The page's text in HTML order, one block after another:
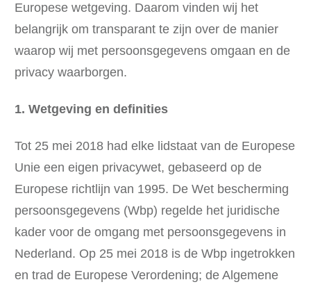
Europese wetgeving. Daarom vinden wij het
belangrijk om transparant te zijn over de manier
waarop wij met persoonsgegevens omgaan en de
privacy waarborgen.
1. Wetgeving en definities
Tot 25 mei 2018 had elke lidstaat van de Europese
Unie een eigen privacywet, gebaseerd op de
Europese richtlijn van 1995. De Wet bescherming
persoonsgegevens (Wbp) regelde het juridische
kader voor de omgang met persoonsgegevens in
Nederland. Op 25 mei 2018 is de Wbp ingetrokken
en trad de Europese Verordening; de Algemene